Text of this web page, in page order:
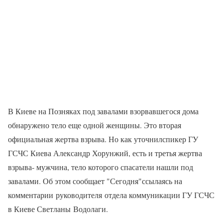
В Киеве на Позняках под завалами взорвавшегося дома
обнаружено тело еще одной женщины. Это вторая
официальная жертва взрыва. Но как уточнилспикер ГУ
ГСЧС Киева Александр Хорунжий, есть и третья жертва
взрыва- мужчина, тело которого спасатели нашли под
завалами. Об этом сообщает "Сегодня"ссылаясь на
комментарии руководителя отдела коммуникации ГУ ГСЧС
в Киеве Светланы Водолаги.